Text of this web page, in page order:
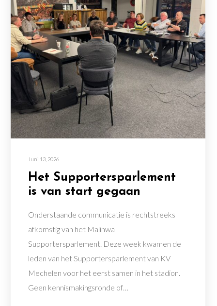
Juni 13, 2026
Het Supportersparlement
is van start gegaan
Onderstaande communicatie is rechtstreeks
afkomstig van het Malinwa
Supportersparlement. Deze week kwamen de
leden van het Supportersparlement van KV
Mechelen voor het eerst samen in het stadion.
Geen kennismakingsronde of…